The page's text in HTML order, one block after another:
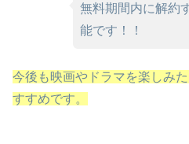
無料期間内に解約
能です！！
今後も映画やドラマを楽しみ
すすめです。